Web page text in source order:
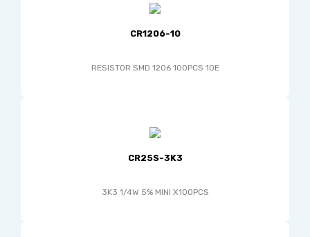
CR1206-10
RESISTOR SMD 1206 100PCS 10E
CR25S-3K3
3K3 1/4W 5% MINI X100PCS